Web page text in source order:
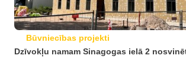
Būvniecības projekti
Dzīvokļu namam Sinagogas ielā 2